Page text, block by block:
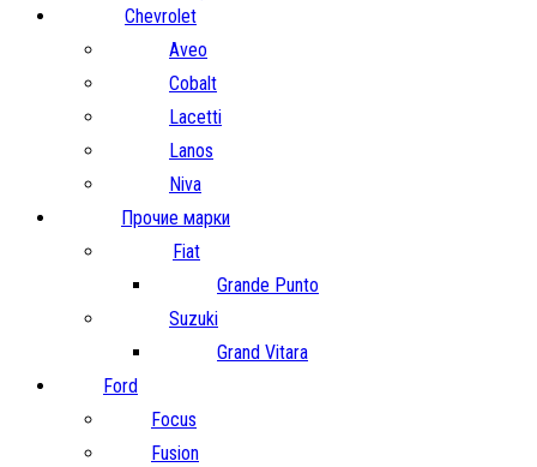
Chevrolet
Aveo
Cobalt
Lacetti
Lanos
Niva
Прочие марки
Fiat
Grande Punto
Suzuki
Grand Vitara
Ford
Focus
Fusion